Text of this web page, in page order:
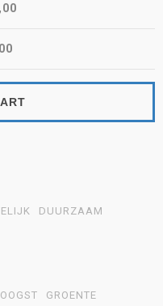
DUURZAAM
GROENTE